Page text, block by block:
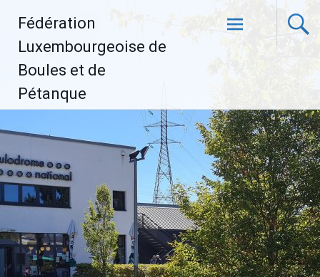
contenu
Fédération
Luxembourgeoise de
Boules et de
Pétanque